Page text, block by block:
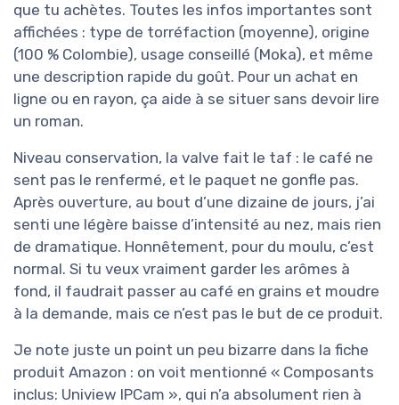
que tu achètes. Toutes les infos importantes sont
affichées : type de torréfaction (moyenne), origine
(100 % Colombie), usage conseillé (Moka), et même
une description rapide du goût. Pour un achat en
ligne ou en rayon, ça aide à se situer sans devoir lire
un roman.
Niveau conservation, la valve fait le taf : le café ne
sent pas le renfermé, et le paquet ne gonfle pas.
Après ouverture, au bout d’une dizaine de jours, j’ai
senti une légère baisse d’intensité au nez, mais rien
de dramatique. Honnêtement, pour du moulu, c’est
normal. Si tu veux vraiment garder les arômes à
fond, il faudrait passer au café en grains et moudre
à la demande, mais ce n’est pas le but de ce produit.
Je note juste un point un peu bizarre dans la fiche
produit Amazon : on voit mentionné « Composants
inclus: Uniview IPCam », qui n’a absolument rien à